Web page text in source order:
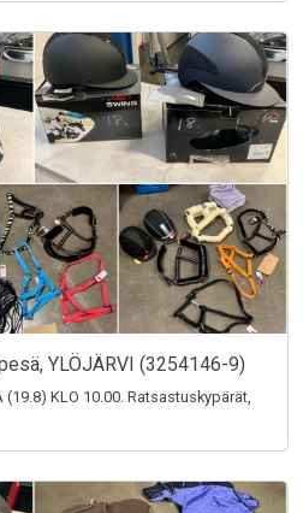
YLÖJÄRVI (3254146-9)
(19.8) KLO 10.00. Ratsastuskypärät,